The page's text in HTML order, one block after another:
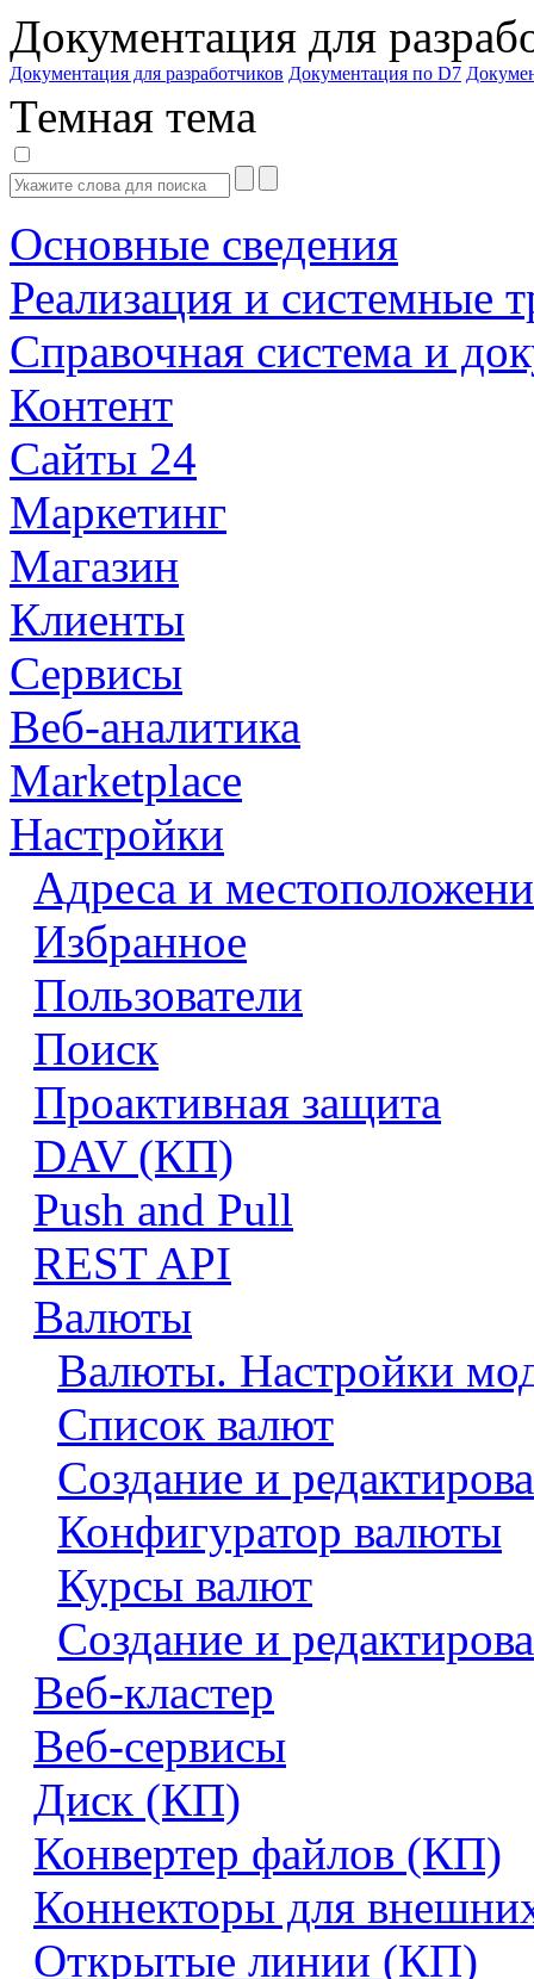
Документация для
Документация для разработчиков Документация по D7
Темная тема
Основные сведения
Реализация и системные
Справочная система и
Контент
Сайты 24
Маркетинг
Магазин
Клиенты
Сервисы
Веб-аналитика
Marketplace
Настройки
Адреса и
Избранное
Пользователи
Поиск
Проактивная защита
DAV (КП)
Push and Pull
REST API
Валюты
Валюты. Настройки
Список валют
Создание и
Конфигуратор валюты
Курсы валют
Создание и
Веб-кластер
Веб-сервисы
Диск (КП)
Конвертер файлов (КП)
Коннекторы для
Открытые линии (КП)